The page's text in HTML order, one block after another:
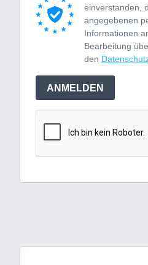
einverstanden,
angegebenen
Informationen
Bearbeitung
den
ANMELDEN